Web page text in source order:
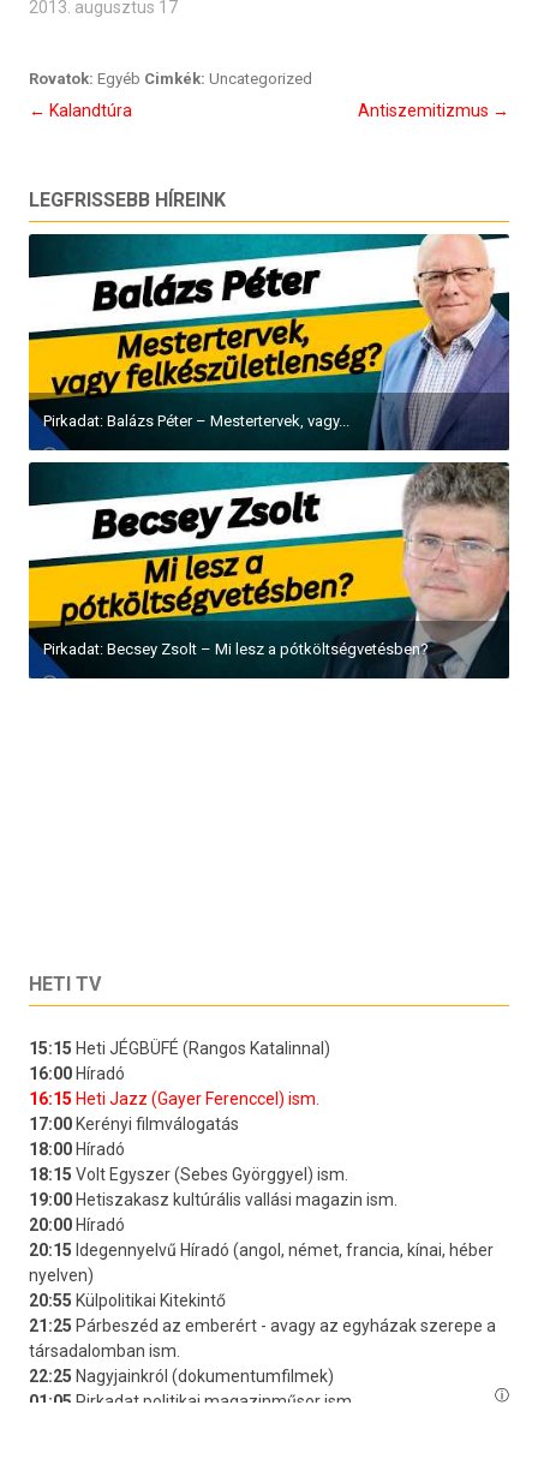
2013. augusztus 17
Rovatok: Egyéb Cimkék: Uncategorized
Bejegyzés
← Kalandtúra Antiszemitizmus →
LEGFRISSEBB HÍREINK
Pirkadat: Balázs Péter – Mestertervek, vagy...
Pirkadat: Becsey Zsolt – Mi lesz a pótköltségvetésben?
HETI TV